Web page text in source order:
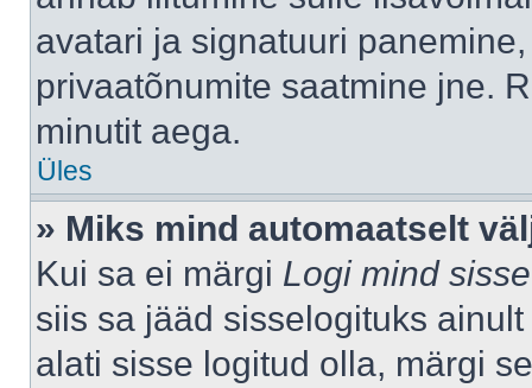
avatari ja signatuuri
privaatõnumite saatmine jne.
minutit aega.
Üles
» Miks mind automaatselt
Kui sa ei märgi Logi mind
siis sa jääd sisselogituks
alati sisse logitud olla, märgi